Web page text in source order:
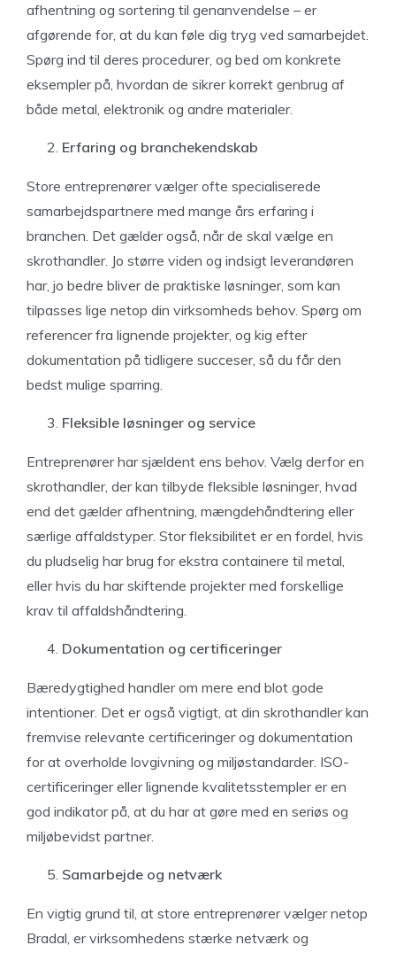
afhentning og sortering til genanvendelse – er
afgørende for, at du kan føle dig tryg ved samarbejdet.
Spørg ind til deres procedurer, og bed om konkrete
eksempler på, hvordan de sikrer korrekt genbrug af
både metal, elektronik og andre materialer.
Erfaring og branchekendskab
Store entreprenører vælger ofte specialiserede
samarbejdspartnere med mange års erfaring i
branchen. Det gælder også, når de skal vælge en
skrothandler. Jo større viden og indsigt leverandøren
har, jo bedre bliver de praktiske løsninger, som kan
tilpasses lige netop din virksomheds behov. Spørg om
referencer fra lignende projekter, og kig efter
dokumentation på tidligere succeser, så du får den
bedst mulige sparring.
Fleksible løsninger og service
Entreprenører har sjældent ens behov. Vælg derfor en
skrothandler, der kan tilbyde fleksible løsninger, hvad
end det gælder afhentning, mængdehåndtering eller
særlige affaldstyper. Stor fleksibilitet er en fordel, hvis
du pludselig har brug for ekstra containere til metal,
eller hvis du har skiftende projekter med forskellige
krav til affaldshåndtering.
Dokumentation og certificeringer
Bæredygtighed handler om mere end blot gode
intentioner. Det er også vigtigt, at din skrothandler kan
fremvise relevante certificeringer og dokumentation
for at overholde lovgivning og miljøstandarder. ISO-
certificeringer eller lignende kvalitetsstempler er en
god indikator på, at du har at gøre med en seriøs og
miljøbevidst partner.
Samarbejde og netværk
En vigtig grund til, at store entreprenører vælger netop
Bradal, er virksomhedens stærke netværk og